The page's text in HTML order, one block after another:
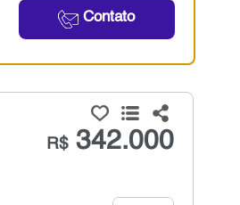
Contato
R$342.000